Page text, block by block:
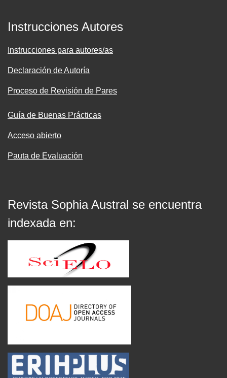
Instrucciones Autores
Instrucciones para autores/as
Declaración de Autoría
Proceso de Revisión de Pares
Guía de Buenas Prácticas
Acceso abierto
Pauta de Evaluación
Revista Sophia Austral se encuentra
indexada en: